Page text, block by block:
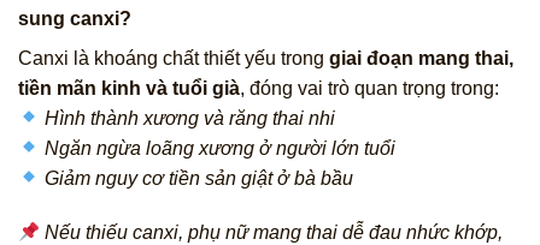
sung canxi?
Canxi là khoáng chất thiết yếu trong giai đoạn mang thai,
tiền mãn kinh và tuổi già, đóng vai trò quan trọng trong:
Hình thành xương và răng thai nhi
Ngăn ngừa loãng xương ở người lớn tuổi
Giảm nguy cơ tiền sản giật ở bà bầu
Nếu thiếu canxi, phụ nữ mang thai dễ đau nhức khớp,